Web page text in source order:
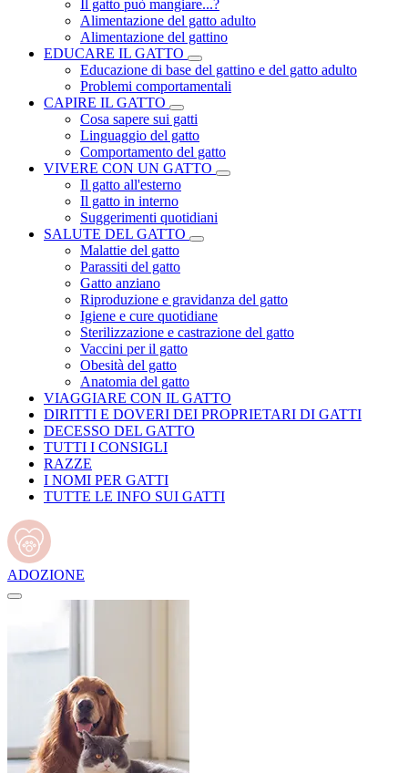
Il gatto può mangiare...?
Alimentazione del gatto adulto
Alimentazione del gattino
EDUCARE IL GATTO
Educazione di base del gattino e del gatto adulto
Problemi comportamentali
CAPIRE IL GATTO
Cosa sapere sui gatti
Linguaggio del gatto
Comportamento del gatto
VIVERE CON UN GATTO
Il gatto all'esterno
Il gatto in interno
Suggerimenti quotidiani
SALUTE DEL GATTO
Malattie del gatto
Parassiti del gatto
Gatto anziano
Riproduzione e gravidanza del gatto
Igiene e cure quotidiane
Sterilizzazione e castrazione del gatto
Vaccini per il gatto
Obesità del gatto
Anatomia del gatto
VIAGGIARE CON IL GATTO
DIRITTI E DOVERI DEI PROPRIETARI DI GATTI
DECESSO DEL GATTO
TUTTI I CONSIGLI
RAZZE
I NOMI PER GATTI
TUTTE LE INFO SUI GATTI
ADOZIONE